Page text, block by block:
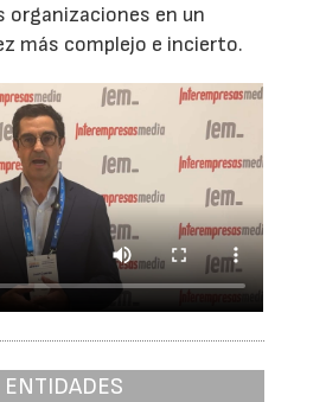
organizaciones en un
más complejo e incierto.
ENTIDADES